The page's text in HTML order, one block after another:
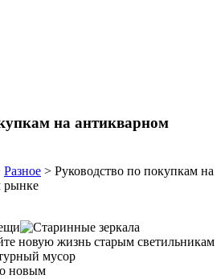
на антикварном
Разное > Руководство по покупкам на
рынке